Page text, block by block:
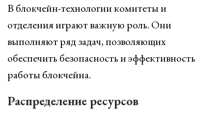
В блокчейн-технологии комитеты и
отделения играют важную роль. Они
выполняют ряд задач, позволяющих
обеспечить безопасность и эффективность
работы блокчейна.
Распределение ресурсов